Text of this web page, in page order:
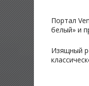
Портал
белый» и
Изящный